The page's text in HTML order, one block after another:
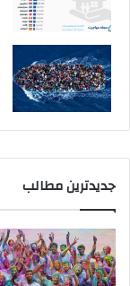
جدیدترین مطالب